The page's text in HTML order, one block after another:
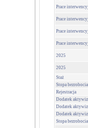
Prace
Prace
Prace
Prace
2025
2025
Staż
Stopa bezrobocia
Rejestracja
Dodatek
Dodatek
Dodatek
Stopa bezrobocia